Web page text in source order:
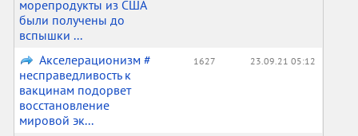
морепродукты из США
были получены до
вспышки ...
Акселерационизм #
несправедливость к
вакцинам подорвет
восстановление
мировой эк...
1627 23.09.21 05:12